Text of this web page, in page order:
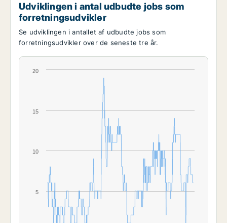
Udviklingen i antal udbudte jobs som
forretningsudvikler
Se udviklingen i antallet af udbudte jobs som
forretningsudvikler over de seneste tre år.
5
10
15
20